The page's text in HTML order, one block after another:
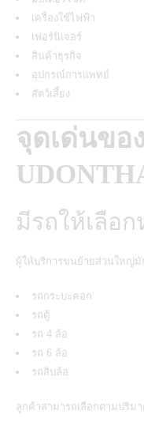
เครื่องใช้ไฟฟ้า
เฟอร์นิเจอร์
สินค้าธุรกิจ
อุปกรณ์การแพทย์
สัตว์เลี้ยง
จุดเด่นขอ
มีรถให้เลือ
ผู้ให้บริการขนย้ายส่วนใหญ่
รถกระบะคอก
รถตู้
รถ 4 ล้อ
รถ 6 ล้อ
รถสิบล้อ
ลูกค้าสามารถเลือกตามปริม